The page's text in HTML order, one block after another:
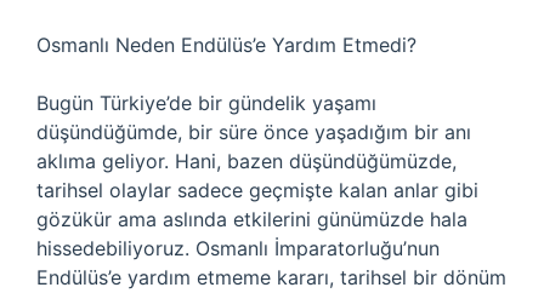
Osmanlı Neden Endülüs’e Yardım Etmedi?
Bugün Türkiye’de bir gündelik yaşamı
düşündüğümde, bir süre önce yaşadığım bir anı
aklıma geliyor. Hani, bazen düşündüğümüzde,
tarihsel olaylar sadece geçmişte kalan anlar gibi
gözükür ama aslında etkilerini günümüzde hala
hissedebiliyoruz. Osmanlı İmparatorluğu’nun
Endülüs’e yardım etmeme kararı, tarihsel bir dönüm